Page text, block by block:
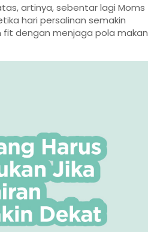
artinya, sebentar lagi Moms
hari persalinan semakin
dengan menjaga pola makan